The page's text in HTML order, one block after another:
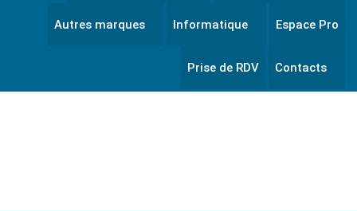
Autres marques Informatique Espace Pro
Prise de RDV Contacts